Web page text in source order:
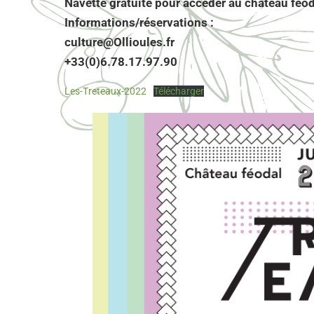
Navette gratuite pour accéder au château
Informations/réservations :
culture@Ollioules.fr
+33(0)6.78.17.97.90
Les-Treteaux-2022 Télécharger